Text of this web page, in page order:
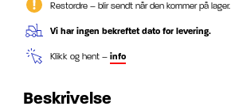
Restordre – blir sendt når den kommer på lager.
Vi har ingen bekreftet dato for levering.
Klikk og hent – info
Beskrivelse